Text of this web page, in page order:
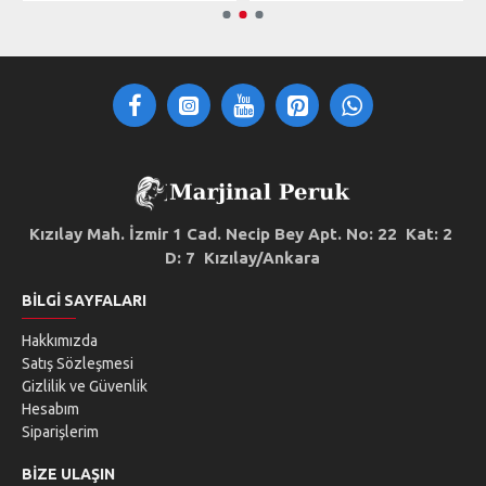
Kızılay Mah. İzmir 1 Cad. Necip Bey Apt. No: 22 Kat: 2
D: 7 Kızılay/Ankara
BILGI SAYFALARI
Hakkımızda
Satış Sözleşmesi
Gizlilik ve Güvenlik
Hesabım
Siparişlerim
BIZE ULAŞIN